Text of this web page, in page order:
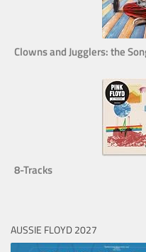
Clowns and Jugglers: the
8-Tracks
AUSSIE FLOYD 2027